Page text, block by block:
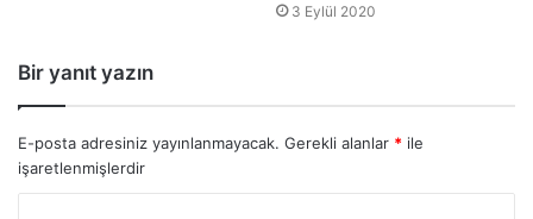
3 Eylül 2020
Bir yanıt yazın
E-posta adresiniz yayınlanmayacak. Gerekli alanlar * ile
işaretlenmişlerdir